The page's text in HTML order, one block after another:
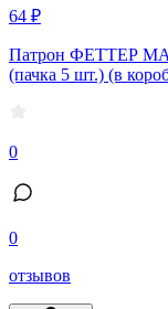
64 ₽
Патрон ФЕТТЕР
(пачка 5 шт.) (в
0
0
отзывов